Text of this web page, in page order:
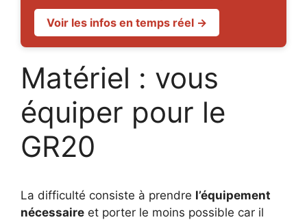
Voir les infos en temps réel →
Matériel : vous
équiper pour le
GR20
La difficulté consiste à prendre l’équipement
nécessaire et porter le moins possible car il